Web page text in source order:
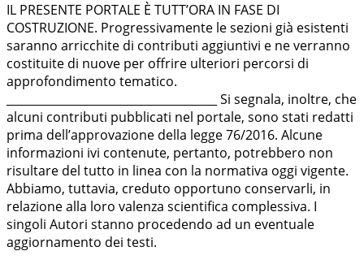
IL PRESENTE PORTALE È TUTT’ORA IN FASE DI
COSTRUZIONE. Progressivamente le sezioni già esistenti
saranno arricchite di contributi aggiuntivi e ne verranno
costituite di nuove per offrire ulteriori percorsi di
approfondimento tematico.
_____________________________________ Si segnala, inoltre, che
alcuni contributi pubblicati nel portale, sono stati redatti
prima dell’approvazione della legge 76/2016. Alcune
informazioni ivi contenute, pertanto, potrebbero non
risultare del tutto in linea con la normativa oggi vigente.
Abbiamo, tuttavia, creduto opportuno conservarli, in
relazione alla loro valenza scientifica complessiva. I
singoli Autori stanno procedendo ad un eventuale
aggiornamento dei testi.